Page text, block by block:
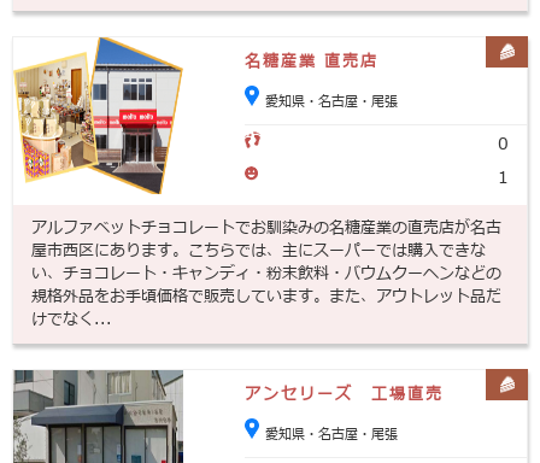
名糖産業 直売店
愛知県・名古屋・尾張
0
1
アルファベットチョコレートでお馴染みの名糖産業の直売店が名古
屋市西区にあります。こちらでは、主にスーパーでは購入できな
い、チョコレート・キャンディ・粉末飲料・バウムクーヘンなどの
規格外品をお手頃価格で販売しています。また、アウトレット品だ
けでなく...
アンセリーズ 工場直売
愛知県・名古屋・尾張